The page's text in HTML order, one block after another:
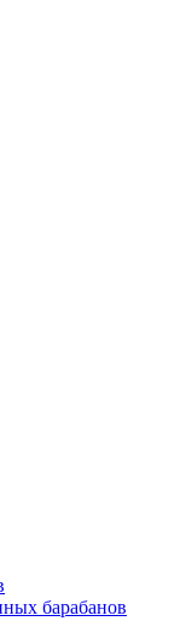
барабанов